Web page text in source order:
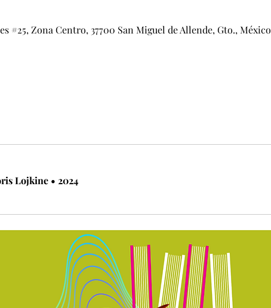
#25, Zona Centro, 37700 San Miguel de Allende, Gto., México
Lojkine • 2024